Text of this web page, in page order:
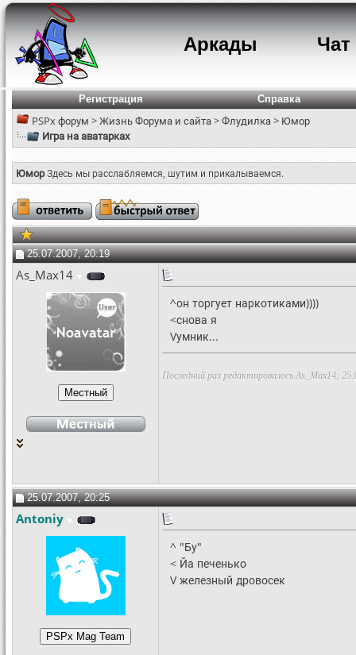
Аркады Чат
Регистрация Справка
PSPx форум >Жизнь Форума и сайта>Флудилка> Юмор
Игра на аватарках
ЮморЗдесь мы расслабляемся, шутим и прикалываемся.
25.07.2007, 20:19
As_Max14
^он торгует наркотиками))))
<снова я
Vумник...
Последний раз редактировалось As_Max14;
25.07.2007, 20:25
Antoniy
^ "Бу"
< Йа печенько
V железный дровосек